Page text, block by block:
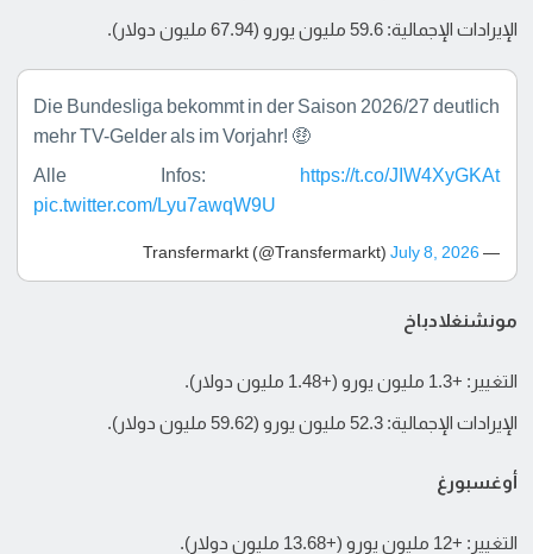
الإيرادات الإجمالية: 59.6 مليون يورو (67.94 مليون دولار).
Die Bundesliga bekommt in der Saison 2026/27 deutlich
mehr TV-Gelder als im Vorjahr! 🤑
Alle Infos:
https://t.co/JIW4XyGKAt
pic.twitter.com/Lyu7awqW9U
— Transfermarkt (@Transfermarkt)
July 8, 2026
مونشنغلادباخ
التغيير: +1.3 مليون يورو (+1.48 مليون دولار).
الإيرادات الإجمالية: 52.3 مليون يورو (59.62 مليون دولار).
أوغسبورغ
التغيير: +12 مليون يورو (+13.68 مليون دولار).